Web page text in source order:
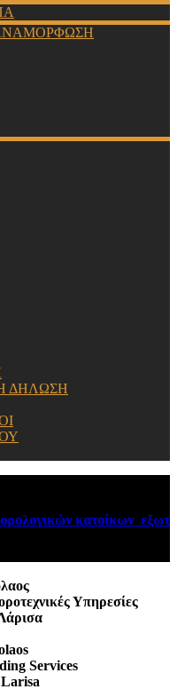
ΔΗΛΩΣΗ
κατοίκων
6, 2026
Υπηρεσίες
Services